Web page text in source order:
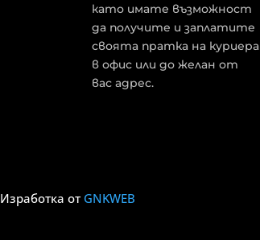
като имате възможност
да получите и заплатите
своята пратка на куриера
в офис или до желан от
вас адрес.
Изработка от GNKWEB